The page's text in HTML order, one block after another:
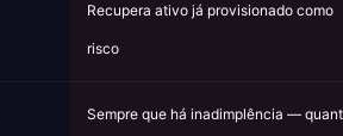
Recupera ativo já provisionado como
risco
Sempre que há inadimplência —